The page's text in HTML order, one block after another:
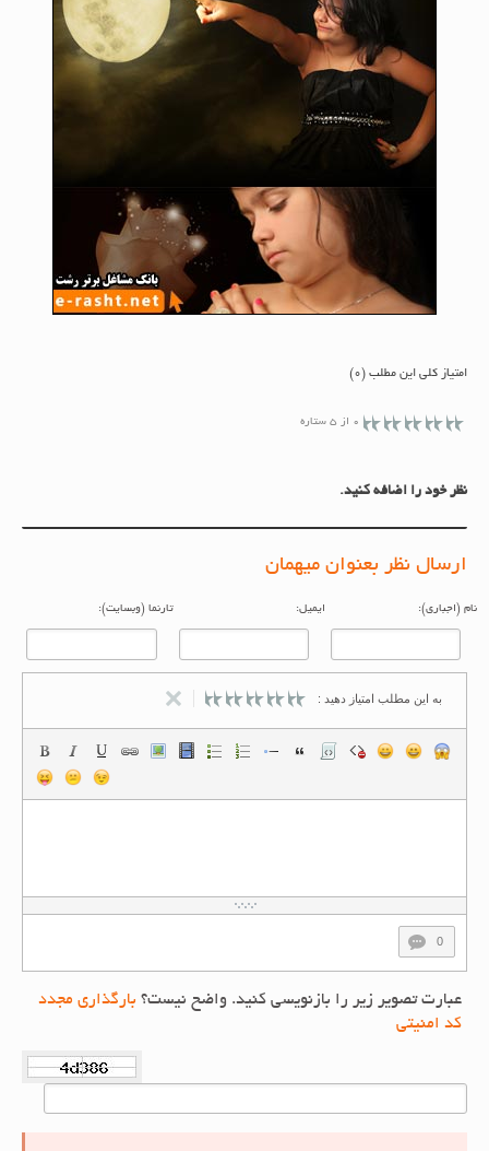
امتیاز کلی این مطلب (0)
0 از 5 ستاره
نظر خود را اضافه کنید.
ارسال نظر بعنوان میهمان
(اجباری): ایمیل: تارنما (وبسایت):
به این مطلب امتیاز دهید :
عبارت تصویر زیر را بازنویسی کنید. واضح نیست؟بارگذاری مجدد
کد امنیتی